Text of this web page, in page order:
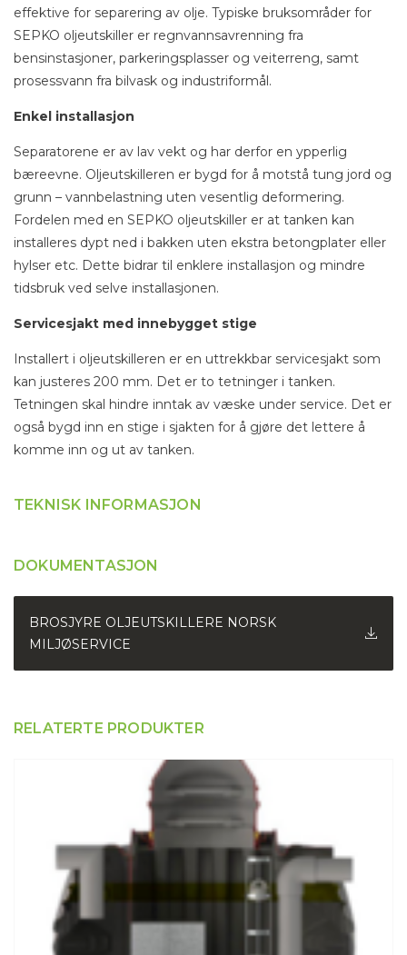
effektive for separering av olje. Typiske bruksområder for
SEPKO oljeutskiller er regnvannsavrenning fra
bensinstasjoner, parkeringsplasser og veiterreng, samt
prosessvann fra bilvask og industriformål.
Enkel installasjon
Separatorene er av lav vekt og har derfor en ypperlig
bæreevne. Oljeutskilleren er bygd for å motstå tung jord og
grunn – vannbelastning uten vesentlig deformering.
Fordelen med en SEPKO oljeutskiller er at tanken kan
installeres dypt ned i bakken uten ekstra betongplater eller
hylser etc. Dette bidrar til enklere installasjon og mindre
tidsbruk ved selve installasjonen.
Servicesjakt med innebygget stige
Installert i oljeutskilleren er en uttrekkbar servicesjakt som
kan justeres 200 mm. Det er to tetninger i tanken.
Tetningen skal hindre inntak av væske under service. Det er
også bygd inn en stige i sjakten for å gjøre det lettere å
komme inn og ut av tanken.
TEKNISK INFORMASJON
DOKUMENTASJON
BROSJYRE OLJEUTSKILLERE NORSK
MILJØSERVICE
RELATERTE PRODUKTER